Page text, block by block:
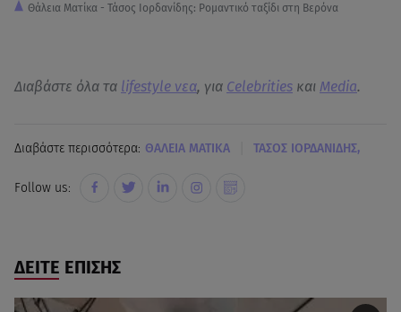
Θάλεια Ματίκα - Τάσος Ιορδανίδης: Ρομαντικό ταξίδι στη Βερόνα
Διαβάστε όλα τα lifestyle νεα, για Celebrities και Media.
Διαβάστε περισσότερα: ΘΑΛΕΙΑ ΜΑΤΙΚΑ ΤΑΣΟΣ ΙΟΡΔΑΝΙΔΗΣ,
Follow us:
ΔΕΙΤΕ ΕΠΙΣΗΣ